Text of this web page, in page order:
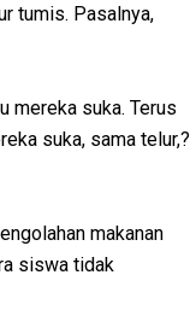
tumis. Pasalnya,
mereka suka. Terus
suka, sama telur,?
makanan
siswa tidak